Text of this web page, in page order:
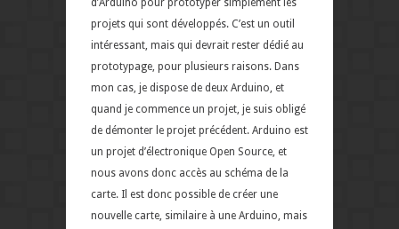
projets qui sont développés. C’est un outil
intéressant, mais qui devrait rester dédié au
prototypage, pour plusieurs raisons. Dans
mon cas, je dispose de deux Arduino, et
quand je commence un projet, je suis obligé
de démonter le projet précédent. Arduino est
un projet d’électronique Open Source, et
nous avons donc accès au schéma de la
carte. Il est donc possible de créer une
nouvelle carte, similaire à une Arduino, mais